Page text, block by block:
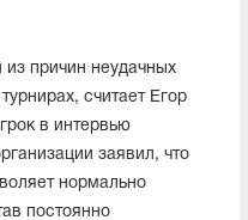
причин неудачных
считает Егор
в интервью
заявил, что
нормально
постоянно